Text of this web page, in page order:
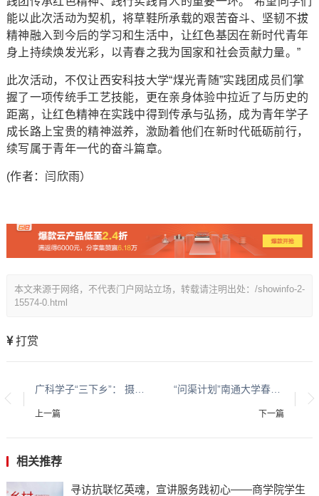
能以此次活动为契机，将草鞋所承载的艰苦奋斗、坚韧不拔
精神融入到今后的学习和生活中，让红色基因在新时代青年
身上持续焕发光彩，以青春之我为国家和社会贡献力量。”
此次活动，不仅让西安科技大学“煤光青随”实践团成员们掌
握了一项传统手工艺技能，更在亲身体验中拉近了与历史的
距离，让红色精神在实践中得到传承与弘扬，成为青年学子
成长路上宝贵的精神滋养，激励着他们在新时代砥砺前行，
续写属于青年一代的奋斗篇章。
(作者：闫欣雨）
本文来源于网络，不代表门户网站立场，转载请注明出处：/showinfo-2-
15574-0.html
打赏
广科学子“三下乡”： 摄街巷烟火，展文旅新颜
上一篇
“问渠计划”南通大学春芽支教队为乡村教育注入青春力量
下一篇
相关推荐
寻访抗联忆英魂，宣讲服务践初心——商学院学生